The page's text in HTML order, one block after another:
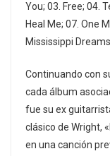
You; 03. Free; 04.
Heal Me; 07. One
Mississippi
Continuando con
cada álbum
fue su ex
clásico de Wright,
en una canción